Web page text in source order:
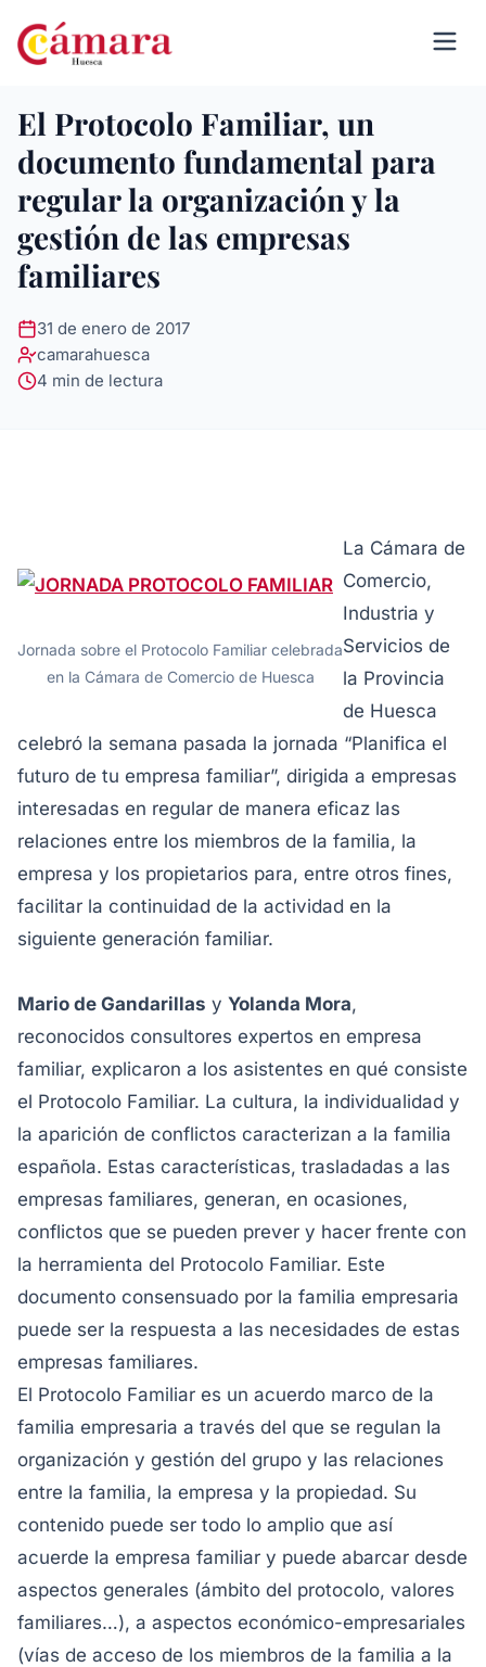
El Protocolo Familiar, un
documento fundamental para
regular la organización y la
gestión de las empresas
familiares
31 de enero de 2017
camarahuesca
4 min de lectura
Jornada sobre el Protocolo Familiar celebrada
en la Cámara de Comercio de Huesca
La Cámara de
Comercio,
Industria y
Servicios de
la Provincia
de Huesca
celebró la semana pasada la jornada “Planifica el
futuro de tu empresa familiar”, dirigida a empresas
interesadas en regular de manera eficaz las
relaciones entre los miembros de la familia, la
empresa y los propietarios para, entre otros fines,
facilitar la continuidad de la actividad en la
siguiente generación familiar.
Mario de Gandarillas y Yolanda Mora,
reconocidos consultores expertos en empresa
familiar, explicaron a los asistentes en qué consiste
el Protocolo Familiar. La cultura, la individualidad y
la aparición de conflictos caracterizan a la familia
española. Estas características, trasladadas a las
empresas familiares, generan, en ocasiones,
conflictos que se pueden prever y hacer frente con
la herramienta del Protocolo Familiar. Este
documento consensuado por la familia empresaria
puede ser la respuesta a las necesidades de estas
empresas familiares.
El Protocolo Familiar es un acuerdo marco de la
familia empresaria a través del que se regulan la
organización y gestión del grupo y las relaciones
entre la familia, la empresa y la propiedad. Su
contenido puede ser todo lo amplio que así
acuerde la empresa familiar y puede abarcar desde
aspectos generales (ámbito del protocolo, valores
familiares…), a aspectos económico-empresariales
(vías de acceso de los miembros de la familia a la